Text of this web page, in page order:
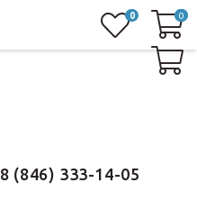
8 (846) 333-14-05
0 0
0